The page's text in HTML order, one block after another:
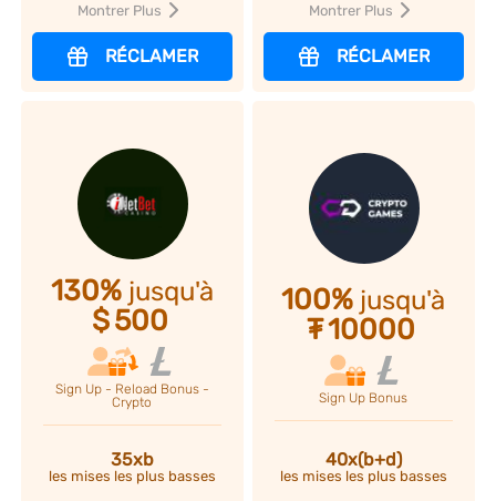
Montrer Plus
RÉCLAMER
Montrer Plus
RÉCLAMER
130%jusqu'à
$500
Sign Up - Reload Bonus -
Crypto
35xb
les mises les plus basses
100% jusqu'à
₮10000
Sign Up Bonus
40x(b+d)
les mises les plus basses